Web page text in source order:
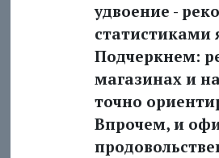
удвоение -
статистиками
Подчеркнем:
магазинах и
точно
Впрочем, и